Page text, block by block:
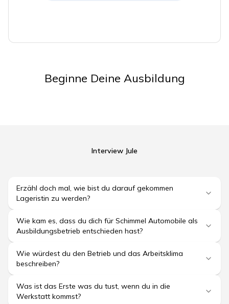
Beginne Deine Ausbildung
Interview Jule
Erzähl doch mal, wie bist du darauf gekommen
Lageristin zu werden?
Wie kam es, dass du dich für Schimmel Automobile als
Ausbildungsbetrieb entschieden hast?
Wie würdest du den Betrieb und das Arbeitsklima
beschreiben?
Was ist das Erste was du tust, wenn du in die
Werkstatt kommst?